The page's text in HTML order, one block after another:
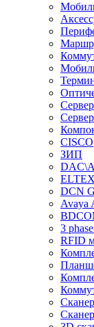
CISCO
ЗИП
DCN
Avaya
3
RFID